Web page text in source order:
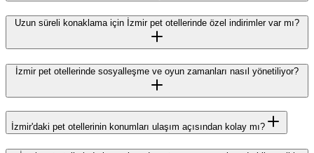
Uzun süreli konaklama için İzmir pet otellerinde özel indirimler var mı?
İzmir pet otellerinde sosyalleşme ve oyun zamanları nasıl yönetiliyor?
İzmir'daki pet otellerinin konumları ulaşım açısından kolay mı?